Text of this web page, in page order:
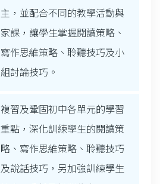
主，並配合不同的教學活動與
家課，讓學生掌握閱讀策略、
寫作思維策略、聆聽技巧及小
組討論技巧。
複習及鞏固初中各單元的學習
重點，深化訓練學生的閱讀策
略、寫作思維策略、聆聽技巧
及說話技巧，另加強訓練學生